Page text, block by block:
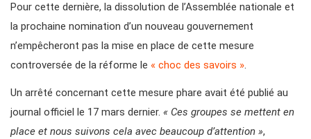
Pour cette dernière, la dissolution de l’Assemblée nationale et
la prochaine nomination d’un nouveau gouvernement
n’empêcheront pas la mise en place de cette mesure
controversée de la réforme le « choc des savoirs ».
Un arrêté concernant cette mesure phare avait été publié au
journal officiel le 17 mars dernier. « Ces groupes se mettent en
place et nous suivons cela avec beaucoup d’attention »,